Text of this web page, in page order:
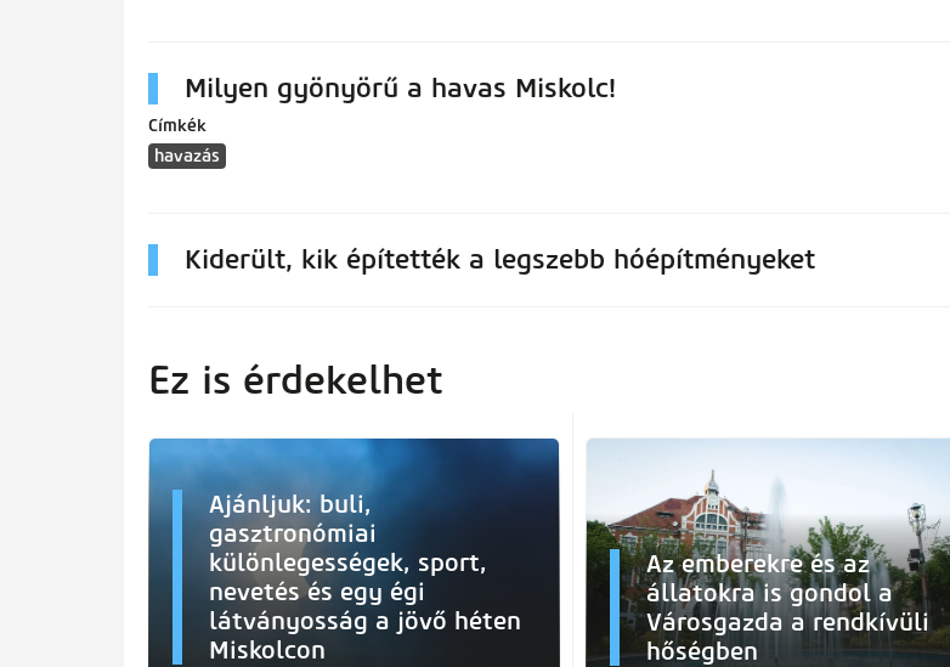
Milyen gyönyörű a havas Miskolc!
Címkék
havazás
Kiderült, kik építették a legszebb hóépítményeket
Ez is érdekelhet
Ajánljuk: buli,
gasztronómiai
különlegességek, sport,
nevetés és egy égi
látványosság a jövő héten
Miskolcon
Az emberekre és az
állatokra is gondol a
Városgazda a rendkívüli
hőségben